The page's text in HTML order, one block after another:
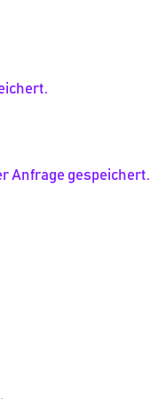
Anfrage gespeichert.